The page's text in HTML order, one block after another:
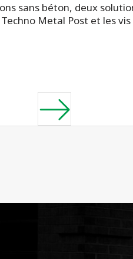
sans béton, deux
Metal Post et les